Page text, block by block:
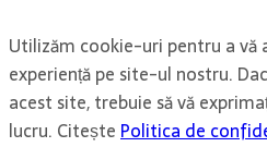
Utilizăm cookie-uri pentru a vă
experiență pe site-ul nostru.
acest site, trebuie să vă
lucru. Citește Politica de